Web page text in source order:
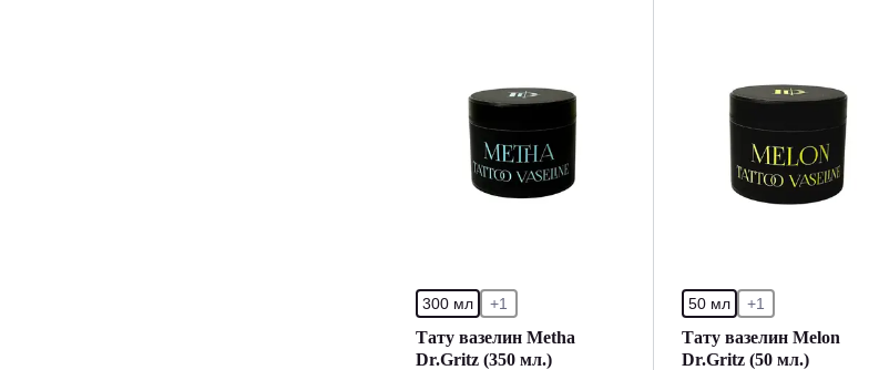
300 мл +1
Тату вазелин Metha
Dr.Gritz (350 мл.)
50 мл +1
Тату вазелин Melon
Dr.Gritz (50 мл.)